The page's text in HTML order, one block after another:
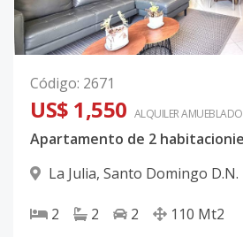
Código: 2671
US$ 1,550 ALQUILERAMUEBLADO
La Julia, Santo Domingo D.N.
2 2 2 110 Mt2